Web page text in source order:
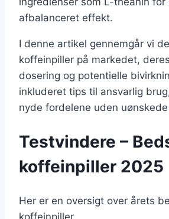
afbalanceret effekt.
I denne artikel gennemgår vi
koffeinpiller på markedet,
dosering og potentielle
inkluderet tips til ansvarlig
nyde fordelene uden
Testvindere –
koffeinpiller 2025
Her er en oversigt over årets
koffeinpiller.